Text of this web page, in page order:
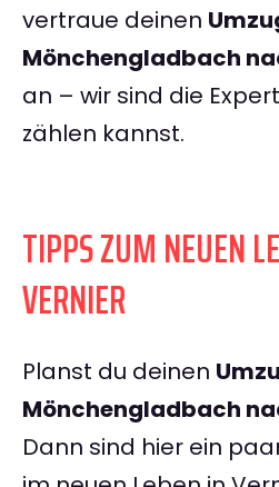
vertraue deinen
Mönchengladbach
an – wir sind die
zählen kannst.
TIPPS ZUM NEUEN
VERNIER
Planst du deinen
Mönchengladbach
Dann sind hier ein